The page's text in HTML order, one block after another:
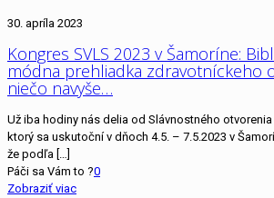
30. apríla 2023
Kongres SVLS 2023 v Šamoríne:
módna prehliadka zdravotníckeho
niečo navyše…
Už iba hodiny nás delia od Slávnostného otvorenia
ktorý sa uskutoční v dňoch 4.5. – 7.5.2023 v
že podľa […]
Páči sa Vám to ?0
Zobraziť viac